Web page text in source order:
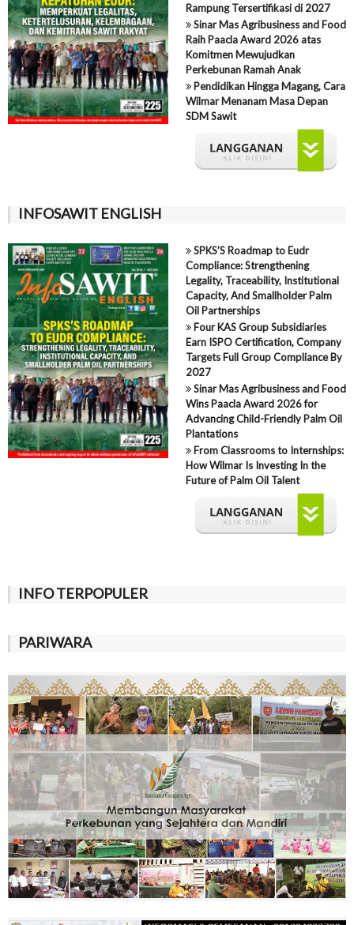
Rampung Tersertifikasi di 2027
Sinar Mas Agribusiness and Food
Raih Paacla Award 2026 atas
Komitmen Mewujudkan
Perkebunan Ramah Anak
Pendidikan Hingga Magang, Cara
Wilmar Menanam Masa Depan
SDM Sawit
INFOSAWIT ENGLISH
SPKS’S Roadmap to Eudr
Compliance: Strengthening
Legality, Traceability, Institutional
Capacity, And Smallholder Palm
Oil Partnerships
Four KAS Group Subsidiaries
Earn ISPO Certification, Company
Targets Full Group Compliance By
2027
Sinar Mas Agribusiness and Food
Wins Paacla Award 2026 for
Advancing Child-Friendly Palm Oil
Plantations
From Classrooms to Internships:
How Wilmar Is Investing In the
Future of Palm Oil Talent
INFO TERPOPULER
PARIWARA